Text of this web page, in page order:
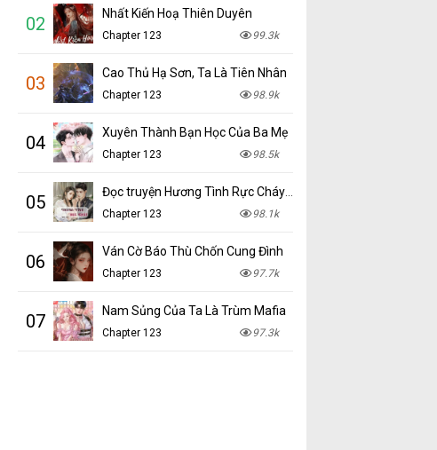
02 Nhất Kiến Hoạ Thiên Duyên
Chapter 123 99.3k
03 Cao Thủ Hạ Sơn, Ta Là Tiên Nhân
Chapter 123 98.9k
04 Xuyên Thành Bạn Học Của Ba Mẹ
Chapter 123 98.5k
05
Chapter 123 98.1k
06 Ván Cờ Báo Thù Chốn Cung Đình
Chapter 123 97.7k
07 Nam Sủng Của Ta Là Trùm Mafia
Chapter 123 97.3k